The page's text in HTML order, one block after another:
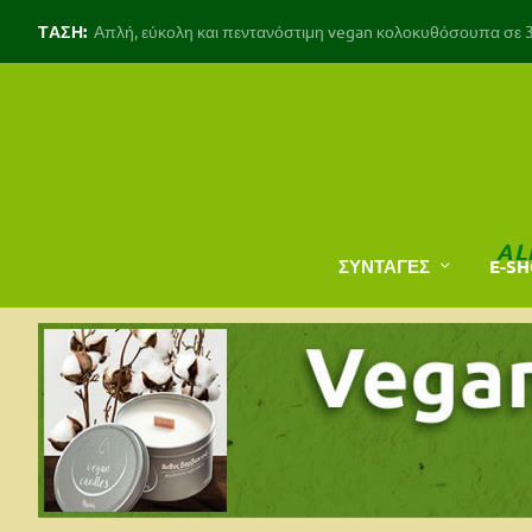
ΤΑΣΗ: Απλή, εύκολη και πεντανόστιμη vegan κολοκυθόσουπα σε
ΣΥΝΤΑΓΕΣ E-